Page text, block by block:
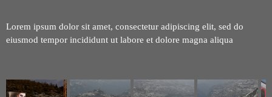
Lorem ipsum dolor sit amet, consectetur adipiscing elit, sed do
eiusmod tempor incididunt ut labore et dolore magna aliqua